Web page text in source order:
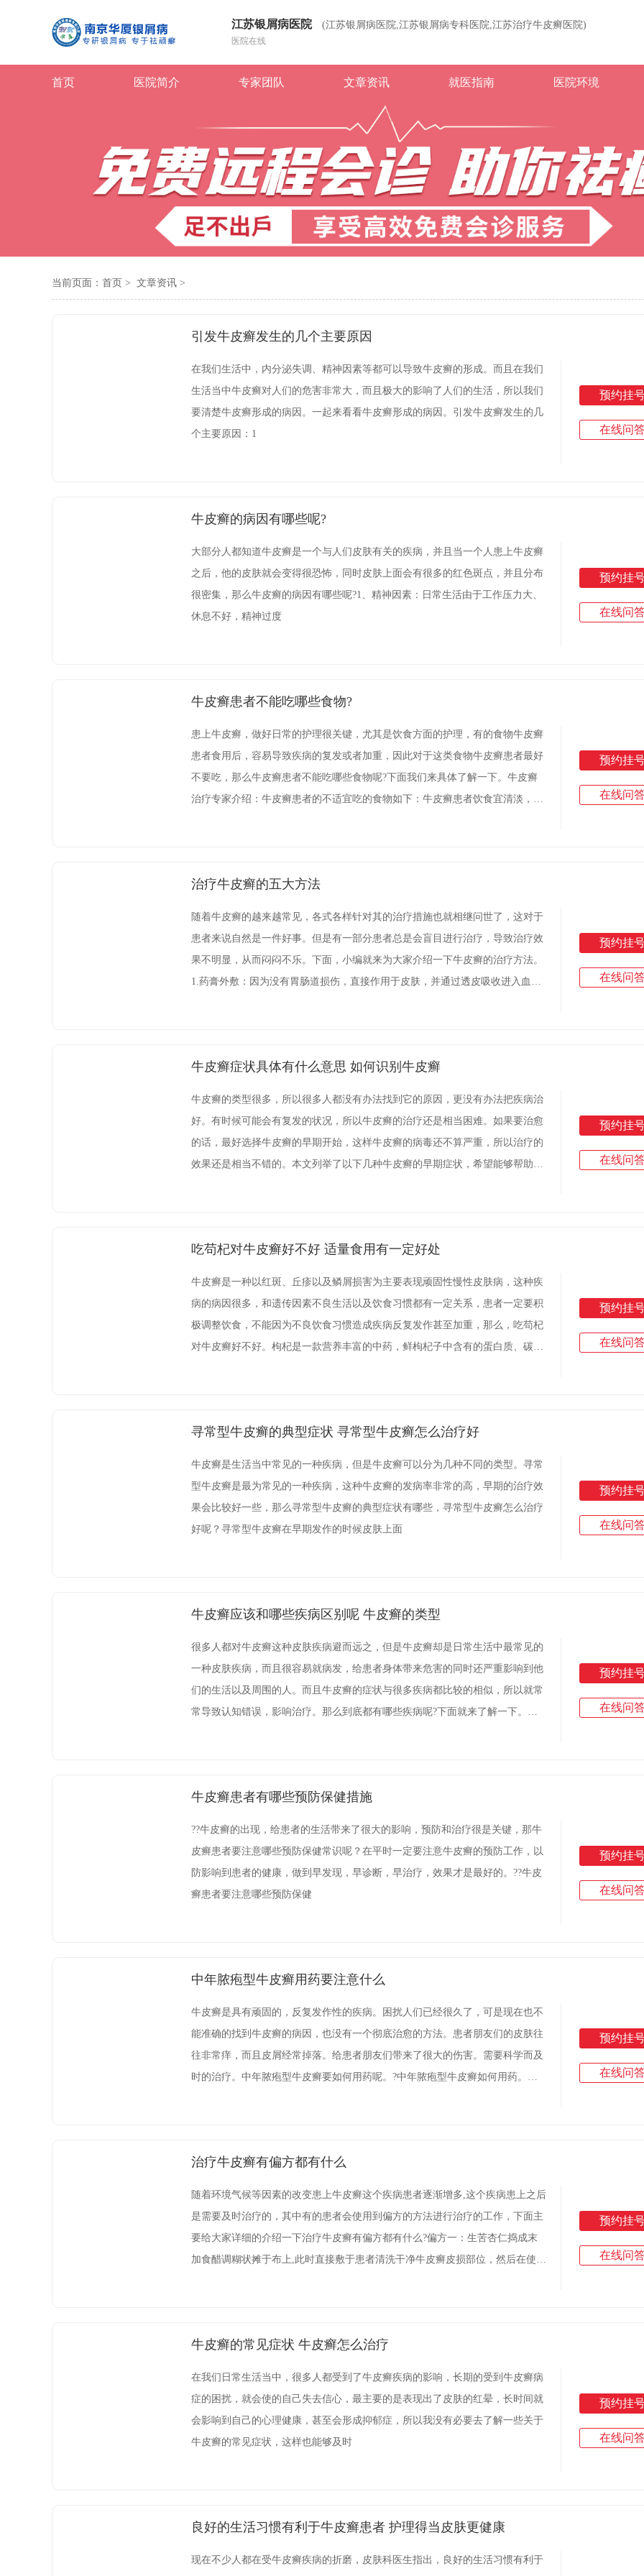
江苏银屑病医院 (江苏银屑病医院,江苏银屑病专科医院,江苏治疗牛皮癣医院)
医院在线
首页 医院简介 专家团队 文章资讯 就医指南 医院环境
当前页面： 首页 > 文章资讯 >
引发牛皮癣发生的几个主要原因
预约挂
在线问
在我们生活中，内分泌失调、精神因素等都可以导致牛皮癣的形成。而且在我们
生活当中牛皮癣对人们的危害非常大，而且极大的影响了人们的生活，所以我们
要清楚牛皮癣形成的病因。一起来看看牛皮癣形成的病因。引发牛皮癣发生的几
个主要原因：1
牛皮癣的病因有哪些呢?
预约挂
在线问
大部分人都知道牛皮癣是一个与人们皮肤有关的疾病，并且当一个人患上牛皮癣
之后，他的皮肤就会变得很恐怖，同时皮肤上面会有很多的红色斑点，并且分布
很密集，那么牛皮癣的病因有哪些呢?1、精神因素：日常生活由于工作压力大、
休息不好，精神过度
牛皮癣患者不能吃哪些食物?
预约挂
在线问
患上牛皮癣，做好日常的护理很关键，尤其是饮食方面的护理，有的食物牛皮癣
患者食用后，容易导致疾病的复发或者加重，因此对于这类食物牛皮癣患者最好
不要吃，那么牛皮癣患者不能吃哪些食物呢?下面我们来具体了解一下。牛皮癣
治疗专家介绍：牛皮癣患者的不适宜吃的食物如下：牛皮癣患者饮食宜清淡，不
治疗牛皮癣的五大方法
预约挂
在线问
随着牛皮癣的越来越常见，各式各样针对其的治疗措施也就相继问世了，这对于
患者来说自然是一件好事。但是有一部分患者总是会盲目进行治疗，导致治疗效
果不明显，从而闷闷不乐。下面，小编就来为大家介绍一下牛皮癣的治疗方法。
1.药膏外敷：因为没有胃肠道损伤，直接作用于皮肤，并通过透皮吸收进入血
牛皮癣症状具体有什么意思 如何识别牛皮癣
预约挂
在线问
牛皮癣的类型很多，所以很多人都没有办法找到它的原因，更没有办法把疾病治
好。有时候可能会有复发的状况，所以牛皮癣的治疗还是相当困难。如果要治愈
的话，最好选择牛皮癣的早期开始，这样牛皮癣的病毒还不算严重，所以治疗的
效果还是相当不错的。本文列举了以下几种牛皮癣的早期症状，希望能够帮助读
吃苟杞对牛皮癣好不好 适量食用有一定好处
预约挂
在线问
牛皮癣是一种以红斑、丘疹以及鳞屑损害为主要表现顽固性慢性皮肤病，这种疾
病的病因很多，和遗传因素不良生活以及饮食习惯都有一定关系，患者一定要积
极调整饮食，不能因为不良饮食习惯造成疾病反复发作甚至加重，那么，吃苟杞
对牛皮癣好不好。枸杞是一款营养丰富的中药，鲜枸杞子中含有的蛋白质、碳水
寻常型牛皮癣的典型症状 寻常型牛皮癣怎么治疗好
预约挂
在线问
牛皮癣是生活当中常见的一种疾病，但是牛皮癣可以分为几种不同的类型。寻常
型牛皮癣是最为常见的一种疾病，这种牛皮癣的发病率非常的高，早期的治疗效
果会比较好一些，那么寻常型牛皮癣的典型症状有哪些，寻常型牛皮癣怎么治疗
好呢？寻常型牛皮癣在早期发作的时候皮肤上面
牛皮癣应该和哪些疾病区别呢 牛皮癣的类型
预约挂
在线问
很多人都对牛皮癣这种皮肤疾病避而远之，但是牛皮癣却是日常生活中最常见的
一种皮肤疾病，而且很容易就病发，给患者身体带来危害的同时还严重影响到他
们的生活以及周围的人。而且牛皮癣的症状与很多疾病都比较的相似，所以就常
常导致认知错误，影响治疗。那么到底都有哪些疾病呢?下面就来了解一下。要
牛皮癣患者有哪些预防保健措施
预约挂
在线问
??牛皮癣的出现，给患者的生活带来了很大的影响，预防和治疗很是关键，那牛
皮癣患者要注意哪些预防保健常识呢？在平时一定要注意牛皮癣的预防工作，以
防影响到患者的健康，做到早发现，早诊断，早治疗，效果才是最好的。??牛皮
癣患者要注意哪些预防保健
中年脓疱型牛皮癣用药要注意什么
预约挂
在线问
牛皮癣是具有顽固的，反复发作性的疾病。困扰人们已经很久了，可是现在也不
能准确的找到牛皮癣的病因，也没有一个彻底治愈的方法。患者朋友们的皮肤往
往非常痒，而且皮屑经常掉落。给患者朋友们带来了很大的伤害。需要科学而及
时的治疗。中年脓疱型牛皮癣要如何用药呢。?中年脓疱型牛皮癣如何用药。第
治疗牛皮癣有偏方都有什么
预约挂
在线问
随着环境气候等因素的改变患上牛皮癣这个疾病患者逐渐增多,这个疾病患上之后
是需要及时治疗的，其中有的患者会使用到偏方的方法进行治疗的工作，下面主
要给大家详细的介绍一下治疗牛皮癣有偏方都有什么?偏方一：生苦杏仁捣成末
加食醋调糊状摊于布上,此时直接敷于患者清洗干净牛皮癣皮损部位，然后在使用
牛皮癣的常见症状 牛皮癣怎么治疗
预约挂
在线问
在我们日常生活当中，很多人都受到了牛皮癣疾病的影响，长期的受到牛皮癣病
症的困扰，就会使的自己失去信心，最主要的是表现出了皮肤的红晕，长时间就
会影响到自己的心理健康，甚至会形成抑郁症，所以我没有必要去了解一些关于
牛皮癣的常见症状，这样也能够及时
良好的生活习惯有利于牛皮癣患者 护理得当皮肤更健康
现在不少人都在受牛皮癣疾病的折磨，皮肤科医生指出，良好的生活习惯有利于